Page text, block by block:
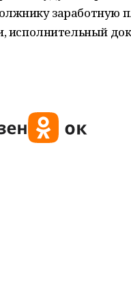
заработную
исполнительный